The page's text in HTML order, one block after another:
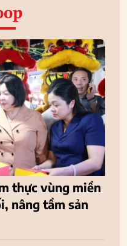
thực vùng miền
nâng tầm sản